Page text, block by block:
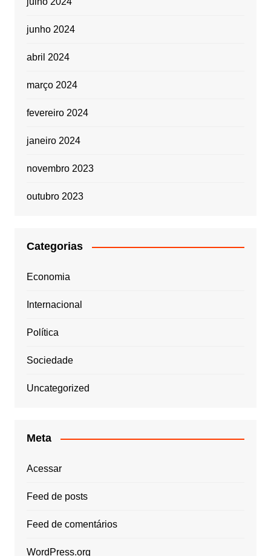
junho 2024
abril 2024
março 2024
fevereiro 2024
janeiro 2024
novembro 2023
outubro 2023
Categorias
Economia
Internacional
Política
Sociedade
Uncategorized
Meta
Acessar
Feed de posts
Feed de comentários
WordPress.org